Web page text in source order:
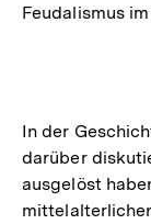
Feudalismus
In der
darüber
ausgelöst